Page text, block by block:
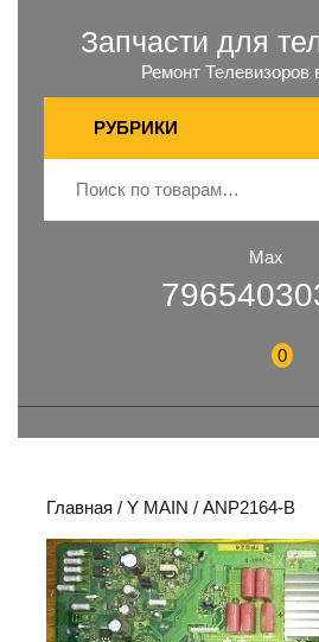
Запчасти для
Ремонт Телевизоров
РУБРИКИ
Max
0
Главная / Y MAIN / ANP2164-B